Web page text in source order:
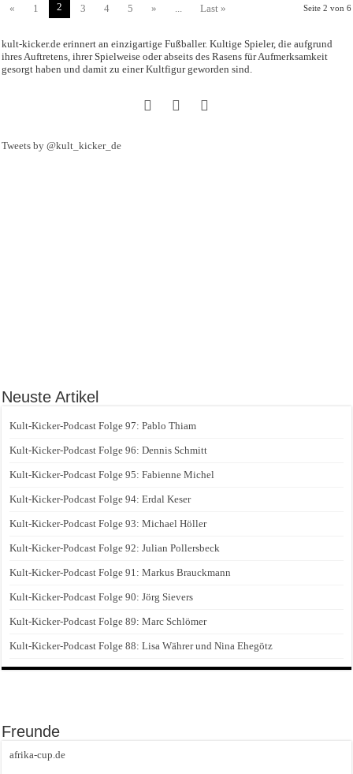
Seite 2 von 6
« 1 2 3 4 5 » ... Last »
kult-kicker.de erinnert an einzigartige Fußballer. Kultige Spieler, die aufgrund
ihres Auftretens, ihrer Spielweise oder abseits des Rasens für Aufmerksamkeit
gesorgt haben und damit zu einer Kultfigur geworden sind.
Tweets by @kult_kicker_de
Neuste Artikel
Kult-Kicker-Podcast Folge 97: Pablo Thiam
Kult-Kicker-Podcast Folge 96: Dennis Schmitt
Kult-Kicker-Podcast Folge 95: Fabienne Michel
Kult-Kicker-Podcast Folge 94: Erdal Keser
Kult-Kicker-Podcast Folge 93: Michael Höller
Kult-Kicker-Podcast Folge 92: Julian Pollersbeck
Kult-Kicker-Podcast Folge 91: Markus Brauckmann
Kult-Kicker-Podcast Folge 90: Jörg Sievers
Kult-Kicker-Podcast Folge 89: Marc Schlömer
Kult-Kicker-Podcast Folge 88: Lisa Währer und Nina Ehegötz
Freunde
afrika-cup.de